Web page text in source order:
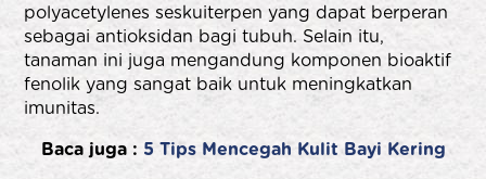
polyacetylenes seskuiterpen yang dapat berperan
sebagai antioksidan bagi tubuh. Selain itu,
tanaman ini juga mengandung komponen bioaktif
fenolik yang sangat baik untuk meningkatkan
imunitas.
Baca juga : 5 Tips Mencegah Kulit Bayi Kering